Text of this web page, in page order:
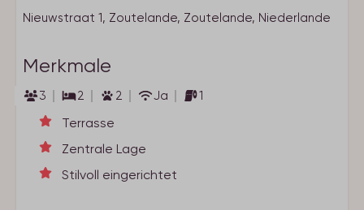
Nieuwstraat 1, Zoutelande, Zoutelande, Niederlande
Merkmale
3 2 2 Ja 1
Terrasse
Zentrale Lage
Stilvoll eingerichtet